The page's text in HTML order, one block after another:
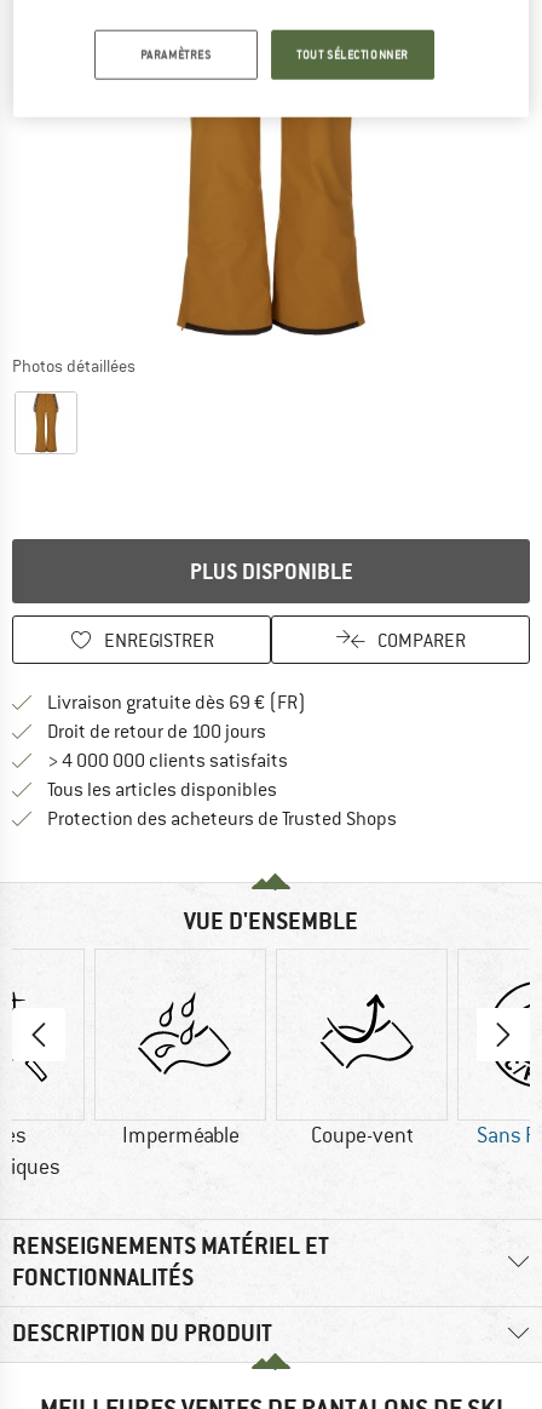
Photos détaillées
PLUS DISPONIBLE
ENREGISTRER COMPARER
Livraison gratuite dès 69 € (FR)
Droit de retour de 100 jours
> 4 000 000 clients satisfaits
Tous les articles disponibles
Protection des acheteurs de Trusted Shops
VUE D'ENSEMBLE
Imperméable Coupe-vent Sans
RENSEIGNEMENTS MATÉRIEL ET
FONCTIONNALITÉS
DESCRIPTION DU PRODUIT
PARAMÈTRES TOUT SÉLECTIONNER